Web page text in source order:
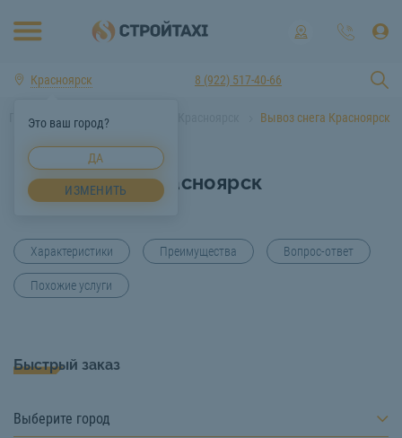
Красноярск
Это ваш город?
ДА
ИЗМЕНИТЬ
8 (922) 517-40-66
Главная Услуги спецтехники Красноярск Вывоз снега Красноярск
Вывоз снега Красноярск
Характеристики Преимущества Вопрос-ответ
Похожие услуги
Быстрый заказ
Выберите город